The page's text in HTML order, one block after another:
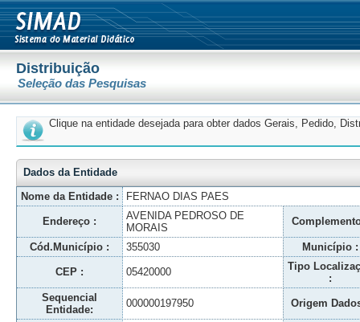
Distribuição
Seleção das Pesquisas
Clique na entidade desejada para obter dados Gerais, Pedido,
Dados da Entidade
Nome da Entidade :
FERNAO DIAS PAES
Endereço :
AVENIDA PEDROSO DE
MORAIS
Cód.Município : 355030 Município :
CEP : 05420000
Tipo
:
Sequencial
Entidade:
000000197950 Origem